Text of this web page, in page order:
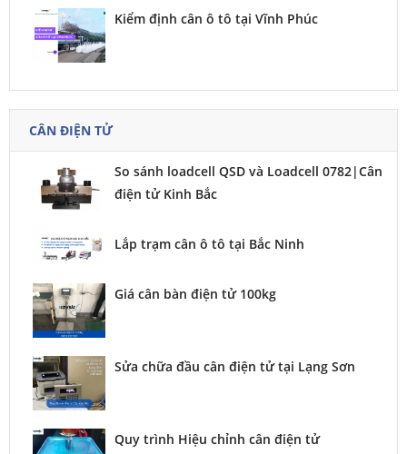
Kiểm định cân ô tô tại Vĩnh Phúc
CÂN ĐIỆN TỬ
So sánh loadcell QSD và Loadcell 0782|Cân
điện tử Kinh Bắc
Lắp trạm cân ô tô tại Bắc Ninh
Giá cân bàn điện tử 100kg
Sửa chữa đầu cân điện tử tại Lạng Sơn
Quy trình Hiệu chỉnh cân điện tử